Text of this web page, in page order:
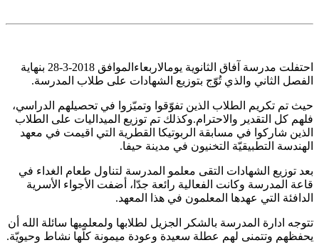
احتفلت مدرسة آفاق الثانوية يومالاربعاءالموافق 2018-3-28 بنهاية
الفصل الثاني والذي تُوّج بتوزيع الشهادات على طلاب المدرسة.
حيث تم تكريم الطلاب الذين تفوّقوا وتميّزوا في تحصيلهم الدراسي،
فلهم كل التقدير والاحترام.وكذلك تم توزيع الميداليات على الطلاب
الذين شاركوا في مسابقة الربوتيكا القطرية التي اقيمت في معهد
الهندسة التطبيقيّة التخنيون في مدينة حيفا.
بعد توزيع الشهادات التقى معلمو المدرسة لتناول طعام الغداء في
قاعة المدرسة وكانت الفعالية رائعة جدّا، أضفت الأجواء الأسرية
الدافئة التي عهدها المعلمون في هذا المعهد.
تتوجه ادارة المدرسة بالشكر الجزيل لطلابها ولمعلميها سائلة الله أن
يحفظهم وتتمنى لهم عطلة سعيدة وعودة ميمونة كلّها نشاط وحيويّة.